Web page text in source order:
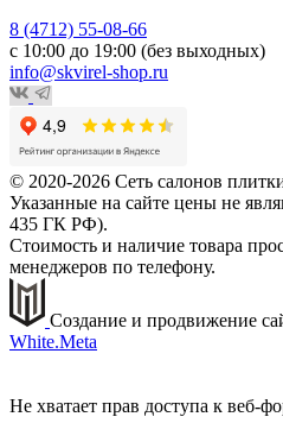
8 (4712) 55-08-66
с 10:00 до 19:00 (без выходных)
info@skvirel-shop.ru
© 2020-2026 Сеть салонов
Указанные на сайте цены не
435 ГК РФ).
Стоимость и наличие товара
менеджеров по телефону.
Создание и продвижение
White.Meta
Не хватает прав доступа к веб-